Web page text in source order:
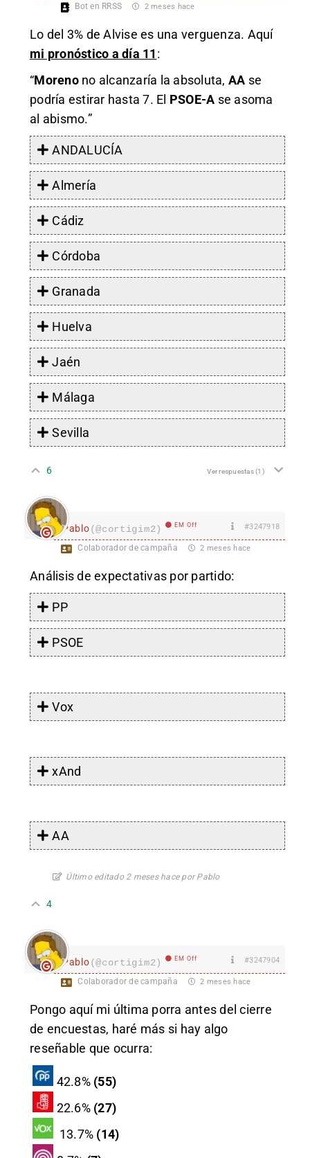
Bot en RRSS 2 meses hace
Lo del 3% de Alvise es una verguenza. Aquí
mi pronóstico a día 11 :
“Morenono alcanzaría la absoluta, AA se
podría estirar hasta 7. El PSOE-A se asoma
al abismo.”
ANDALUCÍA
Almería
Cádiz
Córdoba
Granada
Huelva
Jaén
Málaga
Sevilla
6 Ver respuestas(1)
Pablo(@cortigim2) EM Off #3247918
Colaborador de campaña 2 meses hace
Análisis de expectativas por partido:
PP
PSOE
Vox
xAnd
AA
Último editado 2 meses hace por Pablo
4
Pablo(@cortigim2) EM Off #3247904
Colaborador de campaña 2 meses hace
Pongo aquí mi última porra antes del cierre
de encuestas, haré más si hay algo
reseñable que ocurra:
42.8% (55)
22.6% (27)
13.7% (14)